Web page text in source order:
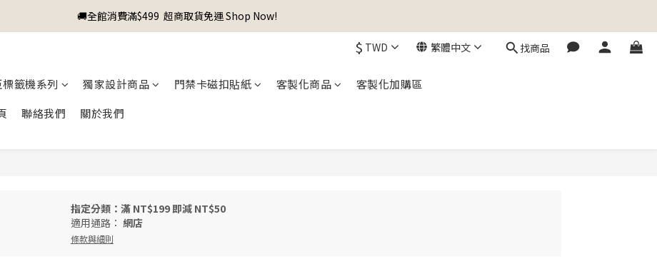
🚚全館消費滿$499  超商取貨免運 Shop Now!
$ TWD 繁體中文 找商品
籤機系列 獨家設計商品 門禁卡磁扣貼紙 客製化商品
客製化加購區
聯絡我們 關於我們
指定分類：滿 NT$199 即減 NT$50
適用通路： 網店
條款與細則